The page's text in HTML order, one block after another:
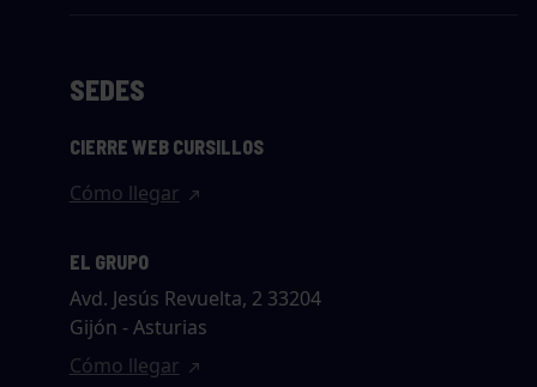
SEDES
CIERRE WEB CURSILLOS
Cómo llegar
EL GRUPO
Avd. Jesús Revuelta, 2 33204
Gijón - Asturias
Cómo llegar